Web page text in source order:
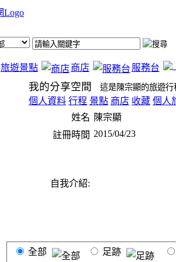
旅遊景點 商店 服務台
我的分享空間 這是陳宗顯的旅遊
個人資料 行程 景點 商店 收藏 個人
姓名 陳宗顯
註冊時間 2015/04/23
自我介紹:
全部
足跡